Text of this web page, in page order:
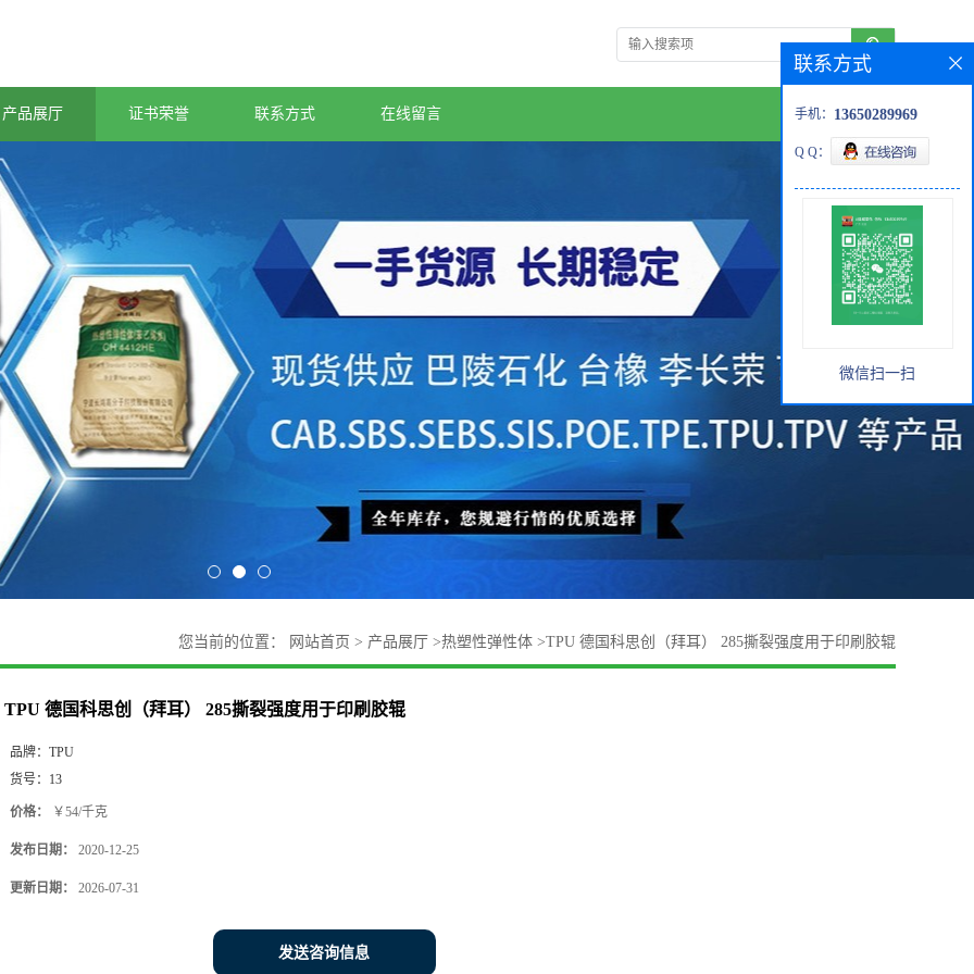
产品展厅 证书荣誉 联系方式 在线留言
您当前的位置： 网站首页 > 产品展厅 >热塑性弹性体 >TPU 德国科思创（拜耳） 285撕裂强度用于印刷胶辊
TPU 德国科思创（拜耳） 285撕裂强度用于印刷胶辊
品牌： TPU
货号： 13
价格： ￥54/千克
发布日期： 2020-12-25
更新日期： 2026-07-31
发送咨询信息
联系方式
手机： 13650289969
Q Q：
微信扫一扫